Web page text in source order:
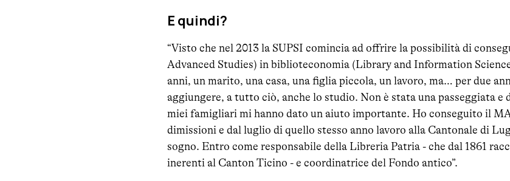
E quindi?
“Visto che nel 2013 la SUPSI comincia ad offrire la possibilità di
Advanced Studies) in biblioteconomia (Library and Information
anni, un marito, una casa, una figlia piccola, un lavoro, ma… per due
aggiungere, a tutto ciò, anche lo studio. Non è stata una passeggiata e
miei famigliari mi hanno dato un aiuto importante. Ho conseguito il
dimissioni e dal luglio di quello stesso anno lavoro alla Cantonale di
sogno. Entro come responsabile della Libreria Patria - che dal 1861
inerenti al Canton Ticino - e coordinatrice del Fondo antico”.